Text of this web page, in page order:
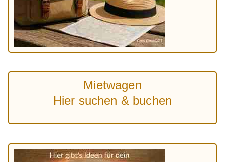
Mietwagen
Hier suchen & buchen